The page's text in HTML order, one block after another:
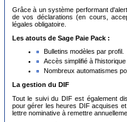
Grâce à un système performant
de vos déclarations (en cours,
légales obligatoire.
Les atouts de Sage Paie Pack :
Bulletins modèles par profil.
Accès simplifié à
Nombreux automatismes
La gestion du DIF
Tout le suivi du DIF est également
pour gérer les heures DIF acquises
lettre nominative à remettre